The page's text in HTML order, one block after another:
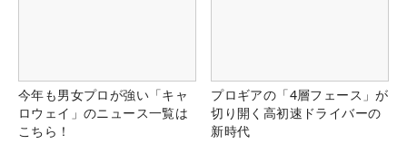
今年も男女プロが強い「キャ
ロウェイ」のニュース一覧は
こちら！
プロギアの「4層フェース」が
切り開く高初速ドライバーの
新時代